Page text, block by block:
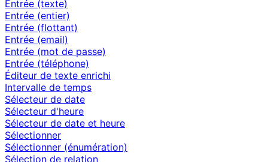
Entrée (texte)
Entrée (entier)
Entrée (flottant)
Entrée (email)
Entrée (mot de passe)
Entrée (téléphone)
Éditeur de texte enrichi
Intervalle de temps
Sélecteur de date
Sélecteur d'heure
Sélecteur de date et heure
Sélectionner
Sélectionner (énumération)
Sélection de relation